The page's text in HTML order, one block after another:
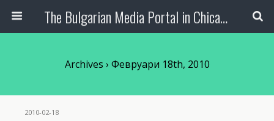
The Bulgarian Media Portal in Chicago
Archives › Февруари 18th, 2010
2010-02-18